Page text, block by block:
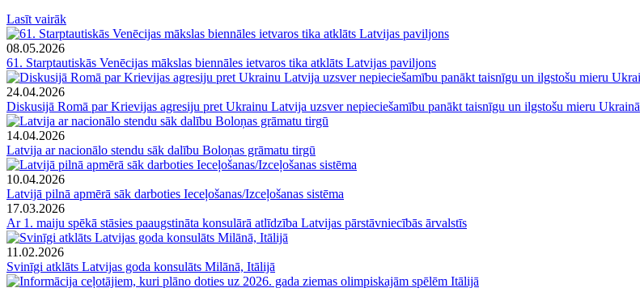
Lasīt vairāk
08.05.2026
61. Starptautiskās Venēcijas mākslas biennāles ietvaros tika atklāts Latvijas paviljons
24.04.2026
Diskusijā Romā par Krievijas agresiju pret Ukrainu Latvija uzsver nepieciešamību panākt taisnīgu un ilgstošu mieru Ukrainā
14.04.2026
Latvija ar nacionālo stendu sāk dalību Boloņas grāmatu tirgū
10.04.2026
Latvijā pilnā apmērā sāk darboties Ieceļošanas/Izceļošanas sistēma
17.03.2026
Ar 1. maiju spēkā stāsies paaugstināta konsulārā atlīdzība Latvijas pārstāvniecībās ārvalstīs
11.02.2026
Svinīgi atklāts Latvijas goda konsulāts Milānā, Itālijā